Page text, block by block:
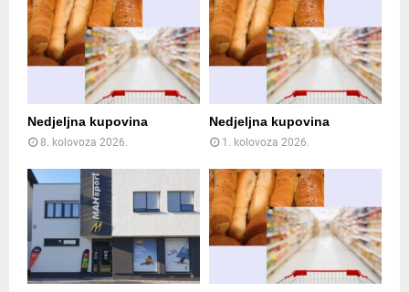
Nedjeljna kupovina
8. kolovoza 2026.
Nedjeljna kupovina
1. kolovoza 2026.